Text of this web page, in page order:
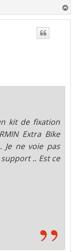
a
kit de fixation
Extra Bike
Je ne voie pas
.. Est ce